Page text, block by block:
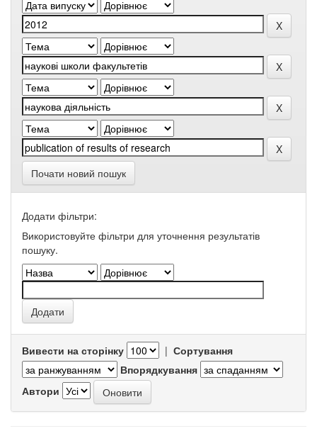
Почати новий пошук
Додати фільтри:
Використовуйте фільтри для уточнення результатів
пошуку.
Вивести на сторінку | Сортування
Впорядкування
Автори